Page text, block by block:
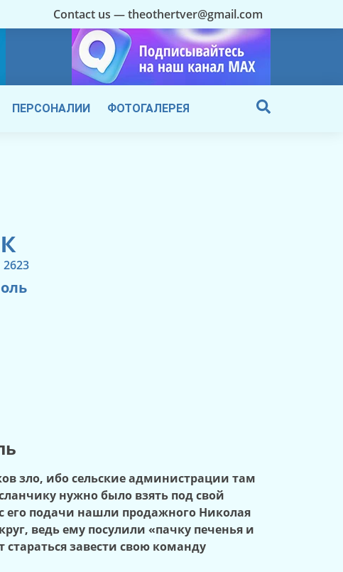
Contact us — theothertver@gmail.com
ПЕРСОНАЛИИ ФОТОГАЛЕРЕЯ
2623
зло, ибо сельские администрации там
нужно было взять под свой
его подачи нашли продажного Николая
ведь ему посулили «пачку печенья и
завести свою команду